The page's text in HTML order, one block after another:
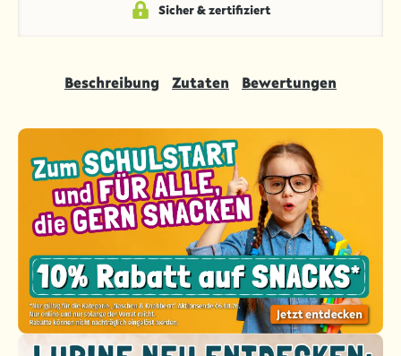
Sicher & zertifiziert
Beschreibung Zutaten Bewertungen